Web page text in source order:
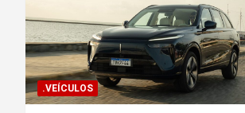
.VEÍCULOS